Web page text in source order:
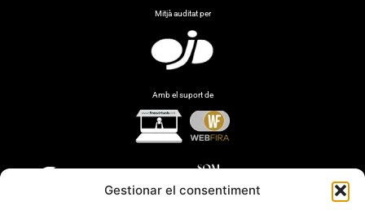
Gestionar el consentiment
Mitjà auditat per
Amb el suport de